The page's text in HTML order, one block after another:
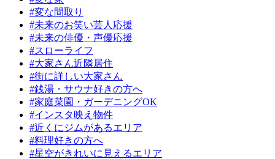
#変な間取り
#未来のお笑い芸人応援
#未来の俳優・声優応援
#スローライフ
#大家さん近隣居住
#街に詳しい大家さん
#銭湯・サウナ好きの方へ
#家庭菜園・ガーデニングOK
#インスタ映え物件
#近くにジムがあるエリア
#料理好きの方へ
#星空がきれいに見えるエリア